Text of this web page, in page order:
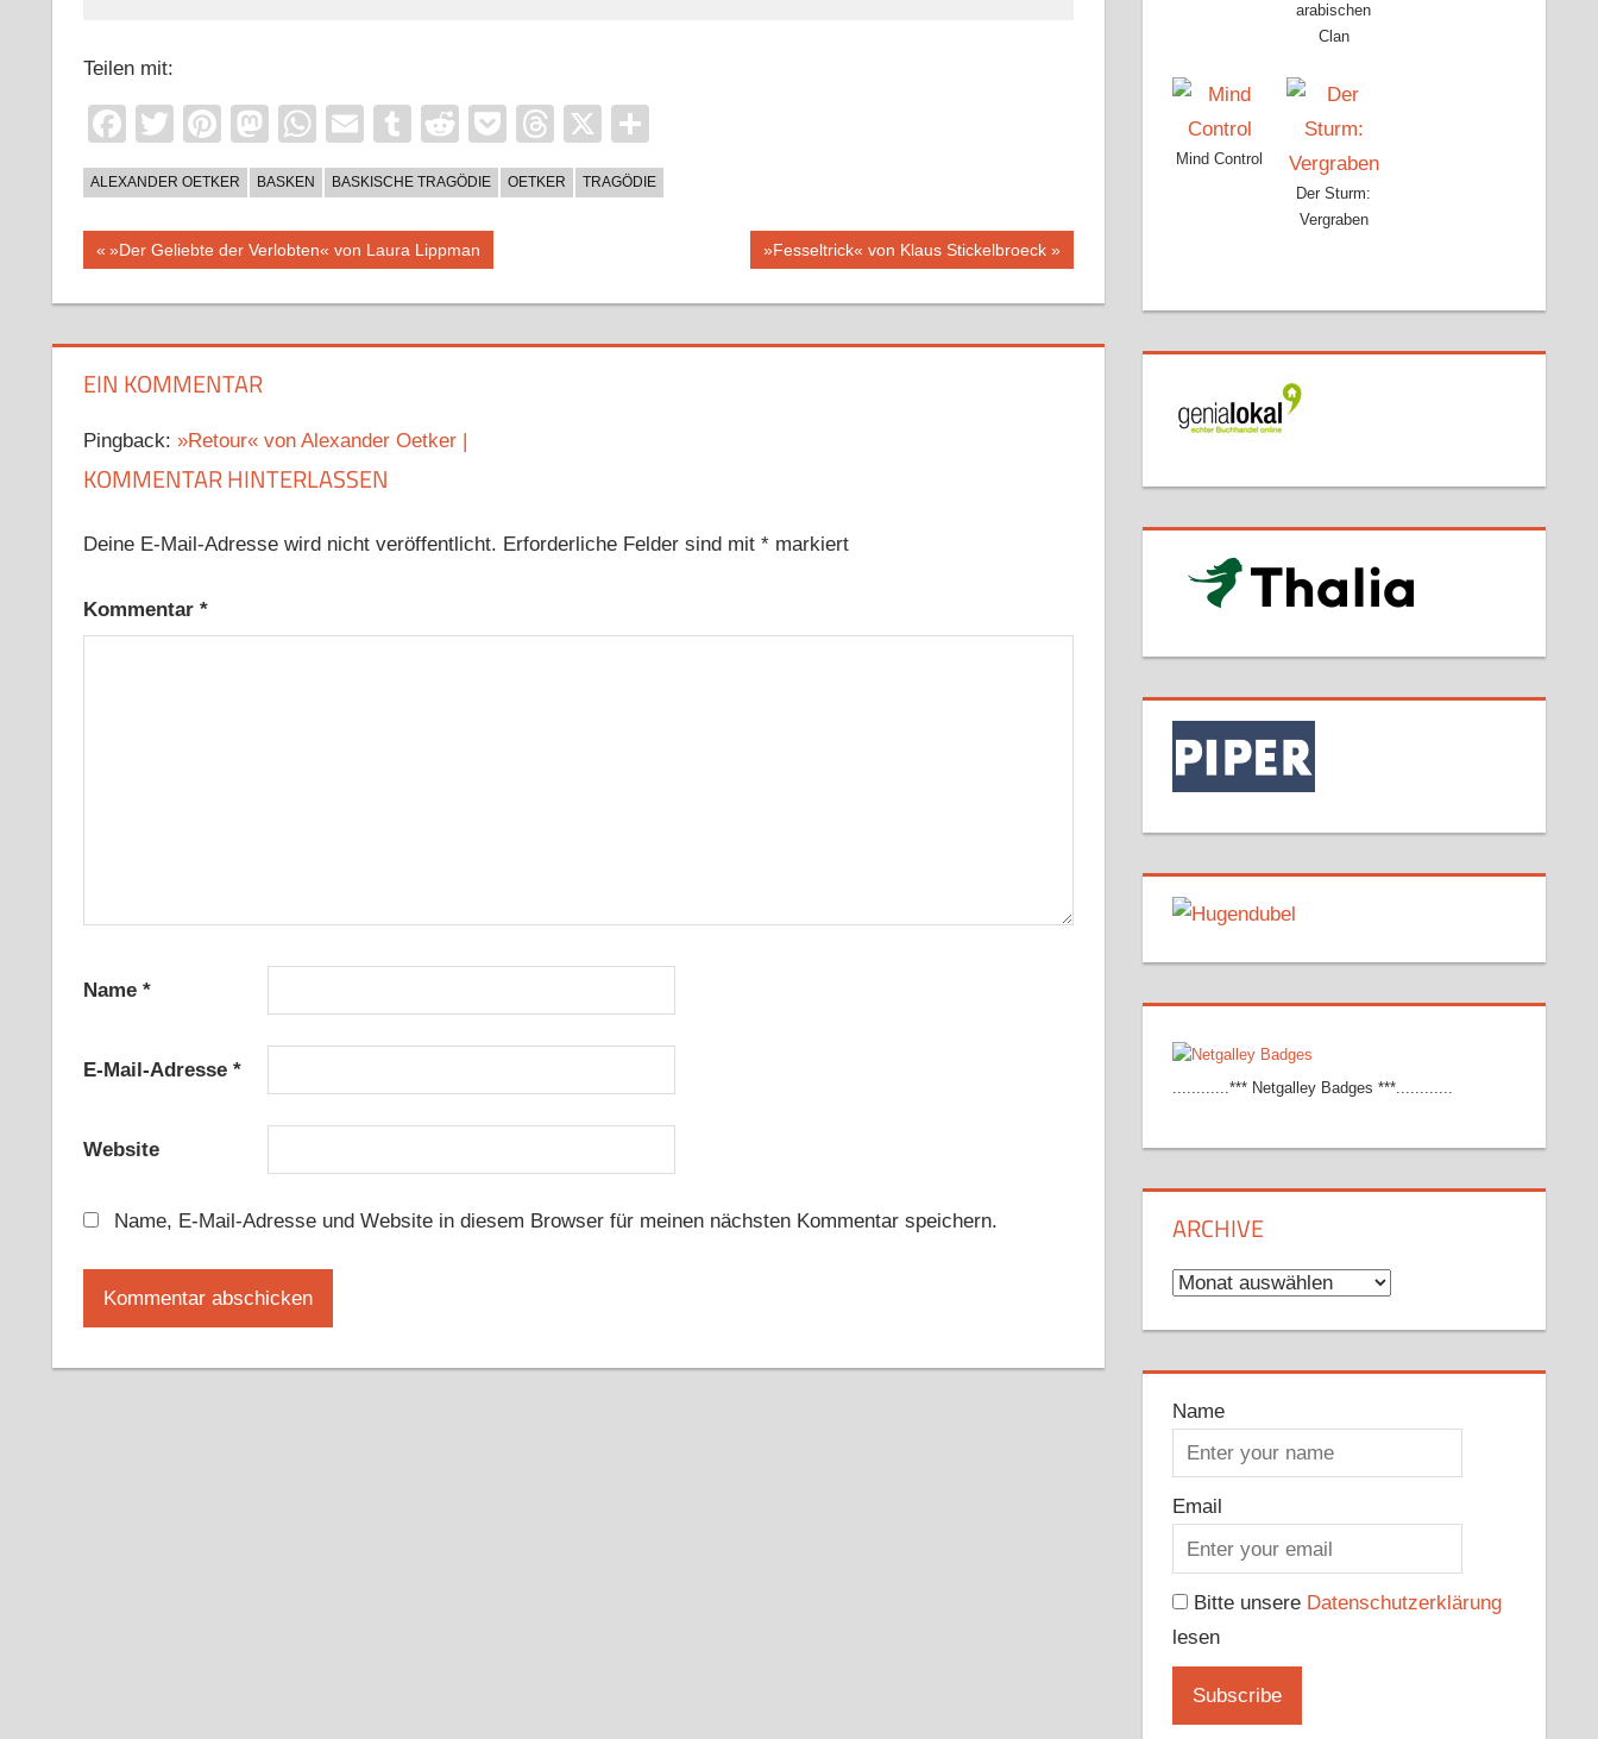
Teilen mit:
Facebook
TwitterPinterest
Mastodon
WhatsApp
EmailTumblr
RedditPocketThreads
X
ALEXANDER OETKER BASKEN BASKISCHE TRAGÖDIE OETKER TRAGÖDIE
Beitragsnavigation
Vorheriger
»Der Geliebte der Verlobten« von Laura Lippman
Nächster
»Fesseltrick« von Klaus Stickelbroeck
EIN KOMMENTAR
Pingback: »Retour« von Alexander Oetker |
KOMMENTAR HINTERLASSEN
Deine E-Mail-Adresse wird nicht veröffentlicht. Erforderliche Felder sind mit *markiert
Kommentar *
Name *
E-Mail-Adresse *
Website
Name, E-Mail-Adresse und Website in diesem Browser für meinen nächsten Kommentar speichern.
arabischen
Clan
Mind Control
Der Sturm:
Vergraben
............*** Netgalley Badges ***............
ARCHIVE
Archive
Name
Email
Bitte unsere Datenschutzerklärung
lesen